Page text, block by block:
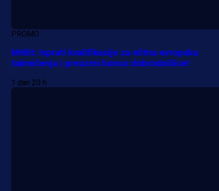
PROMO
MrBit: Isprati kvalifikacije za elitna evropska
takmičenja i preuzmi bonus dobrodošlice!
1 dan 20 h